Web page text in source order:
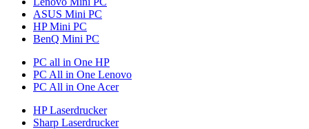
ASUS Mini PC
HP Mini PC
BenQ Mini PC
PC all in One HP
PC All in One Lenovo
PC All in One Acer
HP Laserdrucker
Sharp Laserdrucker